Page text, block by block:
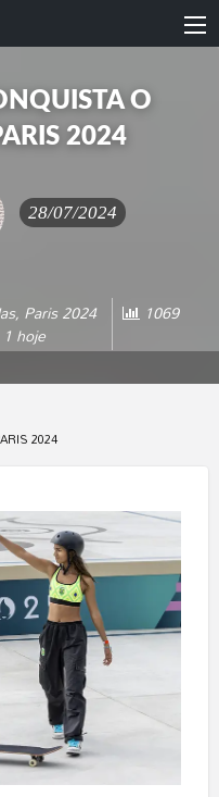
O
2024
28/07/2024
, Paris 2024 1069
hoje
2024